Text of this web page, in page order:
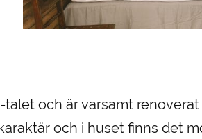
och är varsamt
och i huset finns det